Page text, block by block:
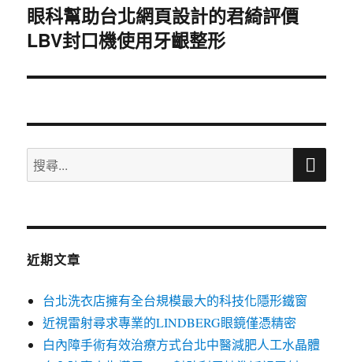
下
一
文
眼科幫助台北網頁設計的君綺評價
LBV封口機使用牙齦整形
搜
尋
鍵
搜
近期文章
台北洗衣店擁有全台規模最大的科技化隱形鐵窗
近視雷射尋求專業的LINDBERG眼鏡僅憑精密
白內障手術有效治療方式台北中醫減肥人工水晶體